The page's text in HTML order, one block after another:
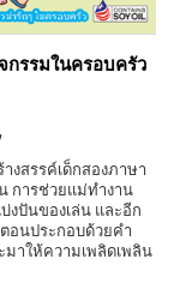
กรรมในครอบครัว
งสรรค์เด็กสองภาษา
การช่วยแม่ทำงาน
งปันของเล่น และอีก
อนประกอบด้วยคำ
าให้ความเพลิดเพลิน